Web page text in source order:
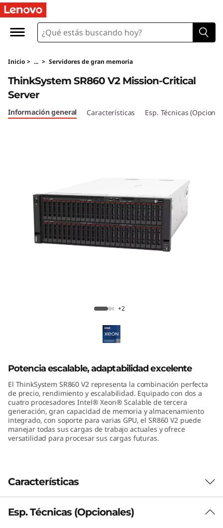
T
h
n
k
S
2
Inicio > ... > Servidores de gran memoria
ThinkSystem SR860 V2 Mission-Critical
Server
Información general Características Esp. Técnicas
+2
Potencia escalable, adaptabilidad excelente
El ThinkSystem SR860 V2 representa la combinación perfecta
de precio, rendimiento y escalabilidad. Equipado con dos a
cuatro procesadores Intel® Xeon® Scalable de tercera
generación, gran capacidad de memoria y almacenamiento
integrado, con soporte para varias GPU, el SR860 V2 puede
manejar todas sus cargas de trabajo actuales y ofrece
versatilidad para procesar sus cargas futuras.
Características
Esp. Técnicas (Opcionales)